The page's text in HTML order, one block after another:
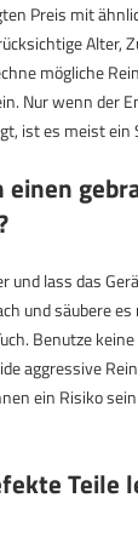
Preis mit
Alter,
mögliche
Nur wenn der
ist es meist ein
einen
und lass das
und säubere
Benutze
aggressive
ein Risiko
Teile